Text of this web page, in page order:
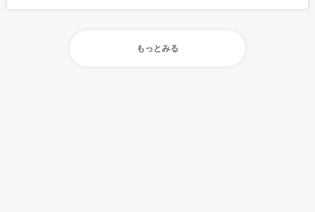
もっとみる